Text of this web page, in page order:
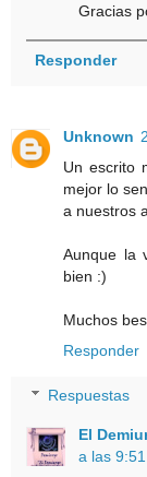
Gracias
Responder
Unknown
Un escrito
mejor lo
a nuestros
Aunque la
bien :)
Muchos
Responder
Respuestas
El
a las 9:51